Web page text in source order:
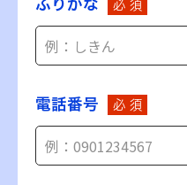
ふりがな 必 須
電話番号 必 須